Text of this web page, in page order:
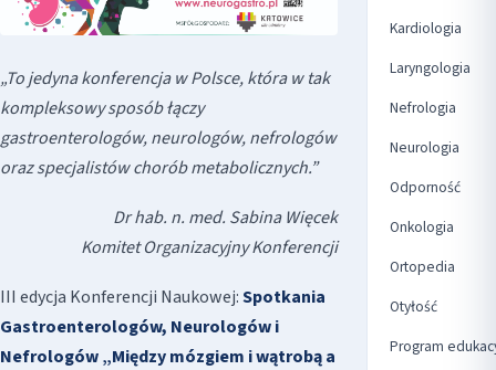
„To jedyna konferencja w Polsce, która w tak
kompleksowy sposób łączy
gastroenterologów, neurologów, nefrologów
oraz specjalistów chorób metabolicznych.”
Dr hab. n. med. Sabina Więcek
Komitet Organizacyjny Konferencji
III edycja Konferencji Naukowej:Spotkania
Gastroenterologów, Neurologów i
Nefrologów „Między mózgiem i wątrobą a
Kardiologia
Laryngologia
Nefrologia
Neurologia
Odporność
Onkologia
Ortopedia
Otyłość
Program